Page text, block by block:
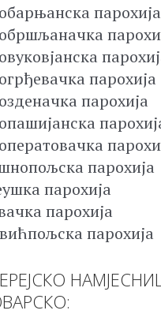
парохија
парохија
парохија
парохија
парохија
парохија
парохија